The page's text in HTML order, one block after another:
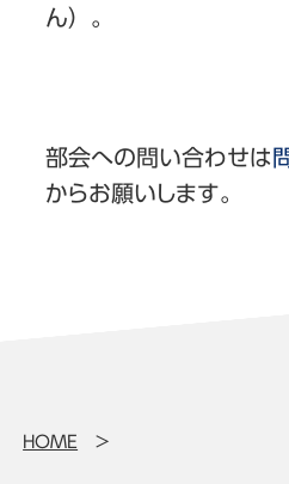
ん）。
部会への問い合わせは
からお願いします。
HOME